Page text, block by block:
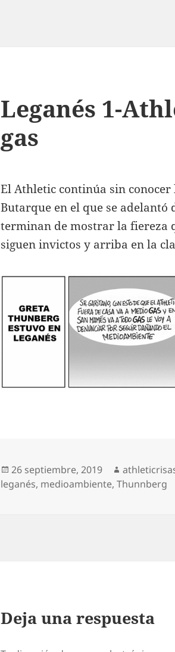
Leganés 1-
gas
El Athletic continúa sin
Butarque en el que se
terminan de mostrar la fiereza
siguen invictos y arriba en la
Publicado
el
26 septiembre, 2019 Autor
leganés, medioambiente,Thunnberg
Deja una respuesta